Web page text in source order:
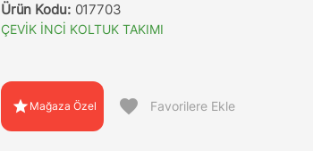
Ürün Kodu: 017703
ÇEVİK İNCİ KOLTUK TAKIMI
star Mağaza Özel favorite Favorilere Ekle